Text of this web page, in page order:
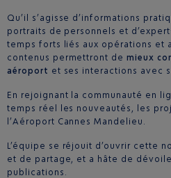
Qu’il s’agisse d’informations
portraits de personnels et
temps forts liés aux opérations et
contenus permettront demieux
aéroport et ses interactions avec
En rejoignant la communauté en
temps réel les nouveautés, les
l’Aéroport Cannes Mandelieu.
L’équipe se réjouit d’ouvrir cette
et de partage, et a hâte de
publications.